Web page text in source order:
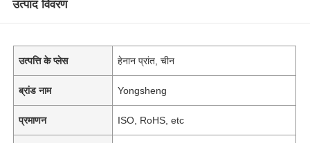
उत्पाद विवरण
उत्पत्ति के प्लेस हेनान प्रांत, चीन
ब्रांड नाम Yongsheng
प्रमाणन ISO, RoHS, etc